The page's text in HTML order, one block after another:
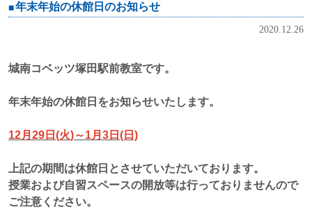
年末年始の休館日のお知らせ
2020.12.26
城南コベッツ塚田駅前教室です。
年末年始の休館日をお知らせいたします。
12月29日(火)～1月3日(日)
上記の期間は休館日とさせていただいております。
授業および自習スペースの開放等は行っておりませんので
ご注意ください。